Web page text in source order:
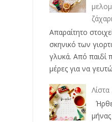
Απαραίτητο
σκηνικό των
γλυκά. Από παιδί
μέρες για να